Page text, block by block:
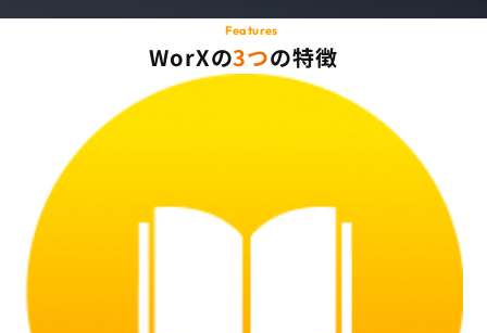
Features
WorXの3つの特徴